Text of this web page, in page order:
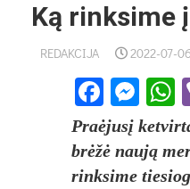
Ką rinksime
REDAKCIJA 2022-07-06
Praė­jusį
brėžė naują
rink­si­me